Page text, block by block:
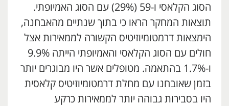
הסוג הקלאסי ו-59 (29%) עם הסוג האמיופתי.
תוצאות המחקר הראו כי בתוך שנתיים מהאבחנה,
הימצאות דרמטומיוזיטיס הקשורה לממאירות אצל
חולים עם הסוג הקלאסי והאמיופתי הייתה 9.9%
ו-1.7% בהתאמה. מטופלים אשר היו מבוגרים יותר
בזמן שאובחנו עם מחלת דרמטומיוזיטיס קלאסית
היו בסבירות גבוהה יותר לממאירות כרקע